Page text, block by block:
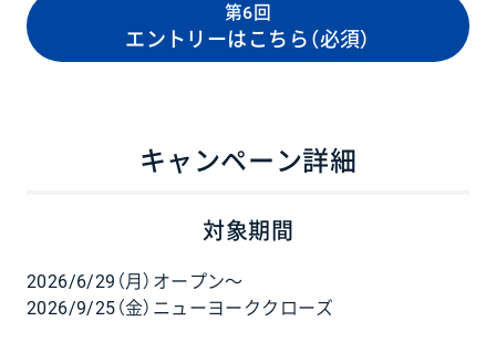
第6回
エントリーはこちら（必須）
キャンペーン詳細
対象期間
2026/6/29（月）オープン〜
2026/9/25（金）ニューヨーククローズ